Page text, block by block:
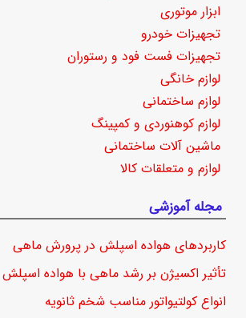
ابزار موتوری
تجهیزات خودرو
تجهیزات فست فود و رستوران
لوازم خانگی
لوازم ساختمانی
لوازم کوهنوردی و کمپینگ
ماشین آلات ساختمانی
لوازم و متعلقات کالا
مجله آموزشی
کاربردهای هواده اسپلش در پرورش ماهی
تأثیر اکسیژن بر رشد ماهی با هواده اسپلش
انواع کولتیواتور مناسب شخم ثانویه